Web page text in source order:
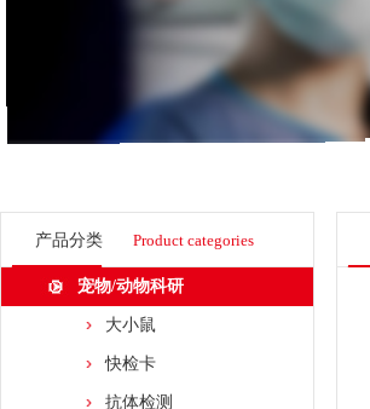
产品分类 Product categories
宠物/动物科研
大小鼠
快检卡
抗体检测